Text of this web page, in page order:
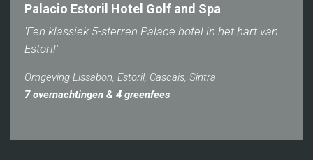
Palacio Estoril Hotel Golf and Spa
'Een klassiek 5-sterren Palace hotel in het hart van
Estoril'
Omgeving Lissabon, Estoril, Cascais, Sintra
7 overnachtingen & 4 greenfees